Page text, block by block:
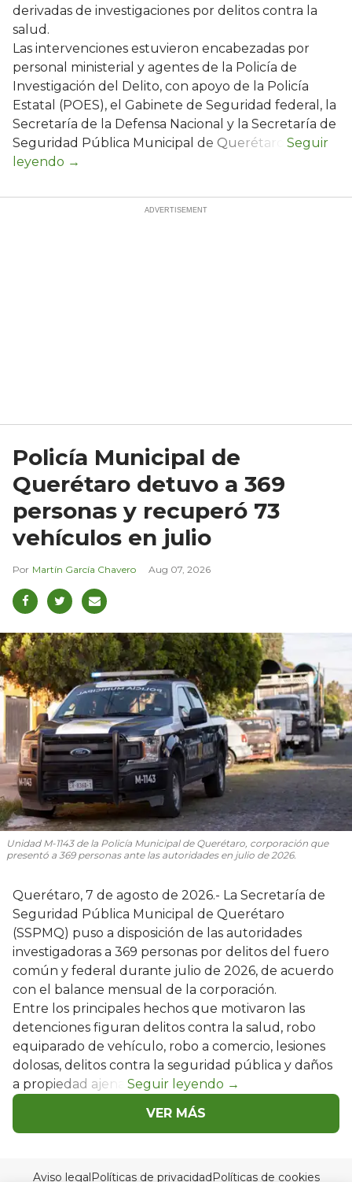
derivadas de investigaciones por delitos contra la
salud.
Las intervenciones estuvieron encabezadas por
personal ministerial y agentes de la Policía de
Investigación del Delito, con apoyo de la Policía
Estatal (POES), el Gabinete de Seguridad federal, la
Secretaría de la Defensa Nacional y la Secretaría de
Seguridad Pública Municipal de Querétaro.
Policía Municipal de
Querétaro detuvo a 369
personas y recuperó 73
vehículos en julio
Martín García Chavero Aug 07, 2026
Unidad M-1143 de la Policía Municipal de Querétaro, corporación que
presentó a 369 personas ante las autoridades en julio de 2026.
Querétaro, 7 de agosto de 2026.- La Secretaría de
Seguridad Pública Municipal de Querétaro
(SSPMQ) puso a disposición de las autoridades
investigadoras a 369 personas por delitos del fuero
común y federal durante julio de 2026, de acuerdo
con el balance mensual de la corporación.
Entre los principales hechos que motivaron las
detenciones figuran delitos contra la salud, robo
equiparado de vehículo, robo a comercio, lesiones
dolosas, delitos contra la seguridad pública y daños
a propiedad ajena.
VER MÁS
Aviso legalPolíticas de privacidadPolíticas de cookies